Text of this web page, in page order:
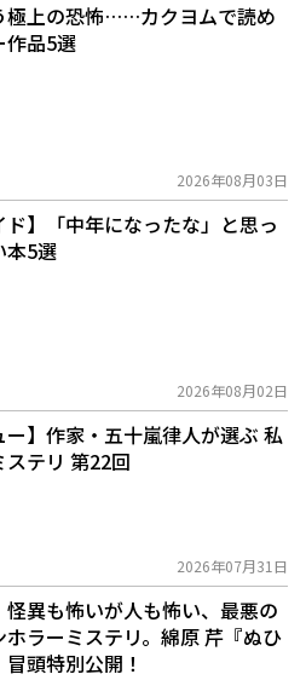
極上の恐怖……カクヨムで読め
作品5選
2026年08月03日
ド】「中年になったな」と思っ
本5選
2026年08月02日
ー】作家・五十嵐律人が選ぶ 私
テリ 第22回
2026年07月31日
怪異も怖いが人も怖い、最悪の
ホラーミステリ。綿原 芹『ぬひ
頭特別公開！